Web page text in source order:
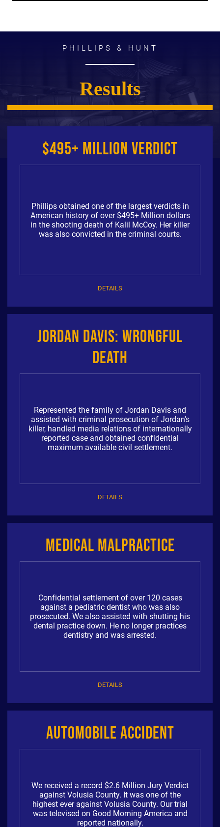
PHILLIPS & HUNT
Results
$495+ Million Verdict
Phillips obtained one of the largest verdicts in
American history of over $495+ Million dollars
in the shooting death of Kalil McCoy. Her killer
was also convicted in the criminal courts.
DETAILS
Jordan Davis: Wrongful
Death
Represented the family of Jordan Davis and
assisted with criminal prosecution of Jordan's
killer, handled media relations of internationally
reported case and obtained confidential
maximum available civil settlement.
DETAILS
Medical Malpractice
Confidential settlement of over 120 cases
against a pediatric dentist who was also
prosecuted. We also assisted with shutting his
dental practice down. He no longer practices
dentistry and was arrested.
DETAILS
Automobile Accident
We received a record $2.6 Million Jury Verdict
against Volusia County. It was one of the
highest ever against Volusia County. Our trial
was televised on Good Morning America and
reported nationally.